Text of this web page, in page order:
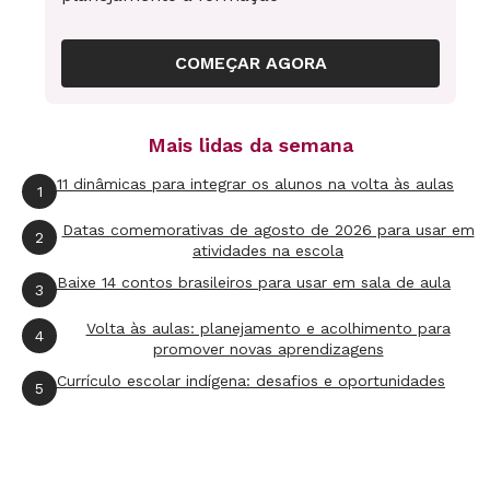
antes, fora da escola.
Ao terminar esta edição, consigo dizer com
abordagem. Quando resolvemos os problemas
acumulamos energia, encontramos aliados e
temos ideias para encarar os desafios, não
importa o tamanho. Concorda? Discorda?
Quero te ouvir: leandro@novaescola.org.br.
Quem sabe você tem ideias para livrar Sísifo
dessa maldição – e para ajudar outros alunos a
superar as montanhas da vida...
COMEÇAR AGORA
Mais lidas da semana
1 11 dinâmicas para integrar os alunos na volta às aulas
2
Datas comemorativas de agosto de 2026 para usar em
atividades na escola
3 Baixe 14 contos brasileiros para usar em sala de aula
4
Volta às aulas: planejamento e acolhimento para
promover novas aprendizagens
5 Currículo escolar indígena: desafios e oportunidades